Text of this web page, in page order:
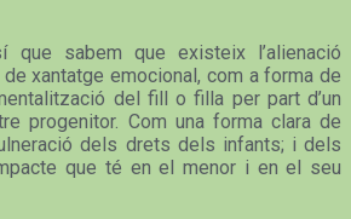
que sabem que existeix l’alienació
xantatge emocional, com a forma de
del fill o filla per part d’un
progenitor. Com una forma clara de
dels drets dels infants; i dels
que té en el menor i en el seu